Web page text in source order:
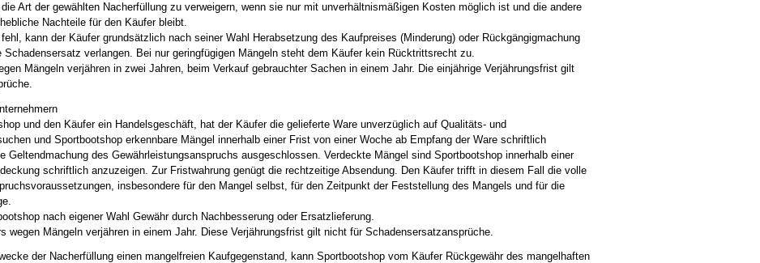
Art der gewählten Nacherfüllung zu verweigern, wenn sie nur mit unverhältnismäßigen Kosten möglich ist und die andere
Nachteile für den Käufer bleibt.
kann der Käufer grundsätzlich nach seiner Wahl Herabsetzung des Kaufpreises (Minderung) oder Rückgängigmachung
verlangen. Bei nur geringfügigen Mängeln steht dem Käufer kein Rücktrittsrecht zu.
Mängeln verjähren in zwei Jahren, beim Verkauf gebrauchter Sachen in einem Jahr. Die einjährige Verjährungsfrist gilt
und den Käufer ein Handelsgeschäft, hat der Käufer die gelieferte Ware unverzüglich auf Qualitäts- und
und Sportbootshop erkennbare Mängel innerhalb einer Frist von einer Woche ab Empfang der Ware schriftlich
Geltendmachung des Gewährleistungsanspruchs ausgeschlossen. Verdeckte Mängel sind Sportbootshop innerhalb einer
schriftlich anzuzeigen. Zur Fristwahrung genügt die rechtzeitige Absendung. Den Käufer trifft in diesem Fall die volle
insbesondere für den Mangel selbst, für den Zeitpunkt der Feststellung des Mangels und für die
nach eigener Wahl Gewähr durch Nachbesserung oder Ersatzlieferung.
wegen Mängeln verjähren in einem Jahr. Diese Verjährungsfrist gilt nicht für Schadensersatzansprüche.
der Nacherfüllung einen mangelfreien Kaufgegenstand, kann Sportbootshop vom Käufer Rückgewähr des mangelhaften